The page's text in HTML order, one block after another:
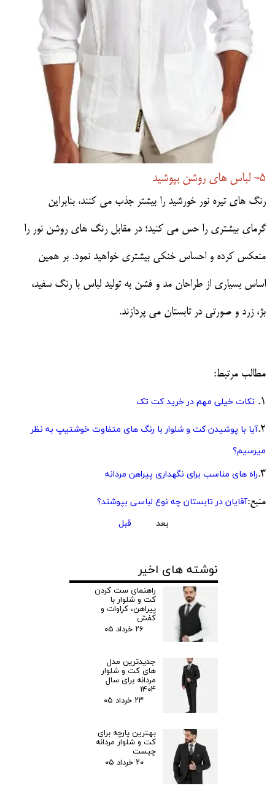
5- لباس های روشن بپوشید
رنگ های تیره نور خورشید را بیشتر جذب می کنند، بنابراین
گرمای بیشتری را حس می کنید؛ در مقابل رنگ های روشن نور را
منعکس کرده و احساس خنکی بیشتری خواهید نمود. بر همین
اساس بسیاری از طراحان مد و فشن به تولید لباس با رنگ سفید،
بژ، زرد و صورتی در تابستان می پردازند.
مطالب مرتبط:
1. نکات خیلی مهم در خرید کت تک
2. آیا با پوشیدن کت و شلوار با رنگ های متفاوت خوشتیپ به نظر
میرسیم؟
3. راه های مناسب برای نگهداری پیراهن مردانه
منبع:آقایان در تابستان چه نوع لباسی بپوشند؟
بعد قبل
نوشته های اخیر
راهنمای ست کردن
کت و شلوار با
پیراهن، کراوات و
کفش
۲۶ خرداد ۰۵
جدیدترین مدل‌
های کت و شلوار
مردانه برای سال
۱۴۰۴
۲۳ خرداد ۰۵
بهترین پارچه برای
کت و شلوار مردانه
چیست
۲۰ خرداد ۰۵